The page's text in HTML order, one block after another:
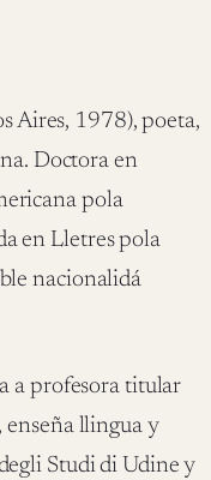
Aires, 1978), poeta,
Doctora en
pola
en Lletres pola
nacionalidá
a profesora titular
llingua y
Studi di Udine y